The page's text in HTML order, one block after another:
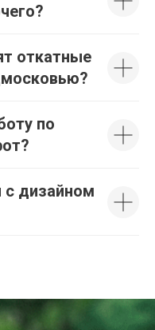
откатные
по
с дизайном